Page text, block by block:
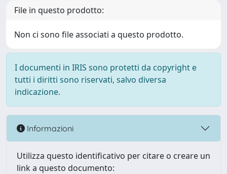
File in questo prodotto:
Non ci sono file associati a questo prodotto.
I documenti in IRIS sono protetti da copyright e
tutti i diritti sono riservati, salvo diversa
indicazione.
Informazioni
Utilizza questo identificativo per citare o creare un
link a questo documento: